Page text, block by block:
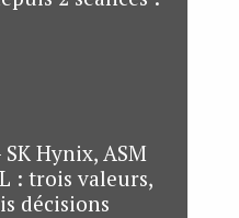
Hynix, ASM
: trois valeurs,
décisions